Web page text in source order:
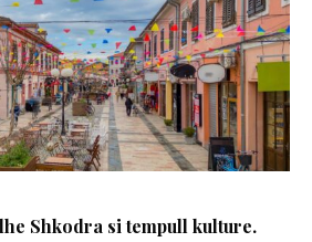
Shkodra si tempull kulture.